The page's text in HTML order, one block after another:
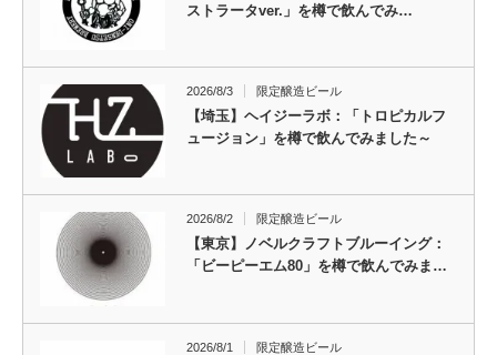
ストラータver.」を樽で飲んでみ…
2026/8/3 限定醸造ビール
【埼玉】ヘイジーラボ：「トロピカルフ
ュージョン」を樽で飲んでみました～
2026/8/2 限定醸造ビール
【東京】ノベルクラフトブルーイング：
「ビーピーエム80」を樽で飲んでみま…
2026/8/1 限定醸造ビール